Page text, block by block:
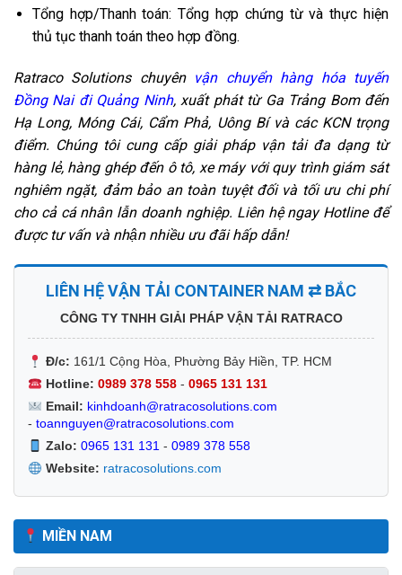
Tổng hợp/Thanh toán: Tổng hợp chứng từ và thực hiện
thủ tục thanh toán theo hợp đồng.
Ratraco Solutions chuyên vận chuyển hàng hóa tuyến
Đồng Nai đi Quảng Ninh, xuất phát từ Ga Trảng Bom đến
Hạ Long, Móng Cái, Cẩm Phả, Uông Bí và các KCN trọng
điểm. Chúng tôi cung cấp giải pháp vận tải đa dạng từ
hàng lẻ, hàng ghép đến ô tô, xe máy với quy trình giám sát
nghiêm ngặt, đảm bảo an toàn tuyệt đối và tối ưu chi phí
cho cả cá nhân lẫn doanh nghiệp. Liên hệ ngay Hotline để
được tư vấn và nhận nhiều ưu đãi hấp dẫn!
LIÊN HỆ VẬN TẢI CONTAINER NAM ⇄ BẮC
CÔNG TY TNHH GIẢI PHÁP VẬN TẢI RATRACO
Đ/c: 161/1 Cộng Hòa, Phường Bảy Hiền, TP. HCM
Hotline: 0989 378 558- 0965 131 131
Email: kinhdoanh@ratracosolutions.com
- toannguyen@ratracosolutions.com
Zalo: 0965 131 131- 0989 378 558
Website: ratracosolutions.com
MIỀN NAM